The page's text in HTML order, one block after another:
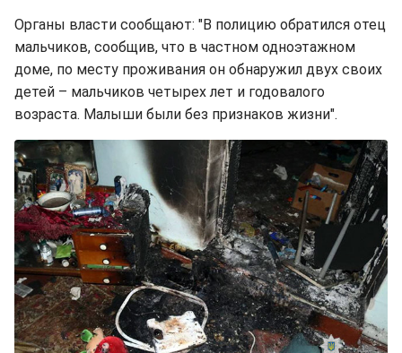
Органы власти сообщают: "В полицию обратился отец
мальчиков, сообщив, что в частном одноэтажном
доме, по месту проживания он обнаружил двух своих
детей – мальчиков четырех лет и годовалого
возраста. Малыши были без признаков жизни".